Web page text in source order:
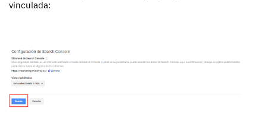
vinculada: